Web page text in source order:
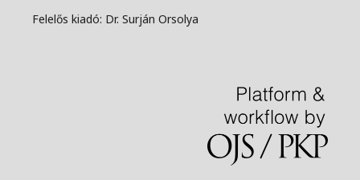
Felelős kiadó: Dr. Surján Orsolya